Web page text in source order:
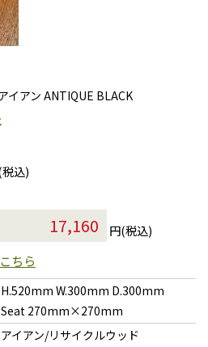
イアン ANTIQUE BLACK
込)
円(税込)
こちら
H.520mm W.300mm D.300mm
Seat 270mm×270mm
アイアン/リサイクルウッド